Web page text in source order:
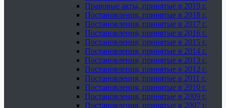
Правовые акты, принятые в 2019 г.
Постановления, принятые в 2018 г.
Постановления, принятые в 2017 г.
Постановления, принятые в 2016 г.
Постановления, принятые в 2015 г.
Постановления, принятые в 2014 г.
Постановления, принятые в 2013 г.
Постановления, принятые в 2012 г.
Постановления, принятые в 2011 г.
Постановления, принятые в 2010 г.
Постановления, принятые в 2009 г.
Постановления, принятые в 2007 г.